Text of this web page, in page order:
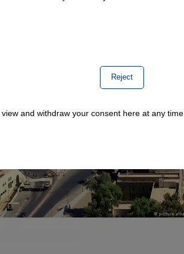
Reject
and withdraw your consent here at any time.